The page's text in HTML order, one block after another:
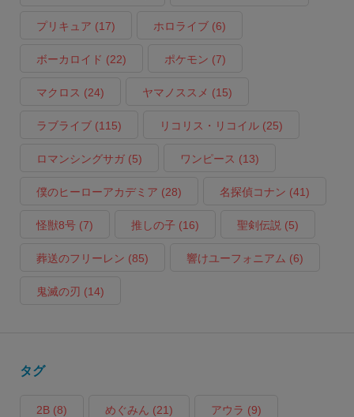
プリキュア (17) ホロライブ(6)
ボーカロイド (22) ポケモン (7)
マクロス (24) ヤマノススメ (15)
ラブライブ(115) リコリス・リコイル(25)
ロマンシングサガ(5) ワンピース (13)
僕のヒーローアカデミア (28) 名探偵コナン (41)
怪獣8号(7) 推しの子 (16) 聖剣伝説 (5)
葬送のフリーレン (85) 響けユーフォニアム (6)
鬼滅の刃 (14)
タグ
2B(8) めぐみん (21) アウラ (9)